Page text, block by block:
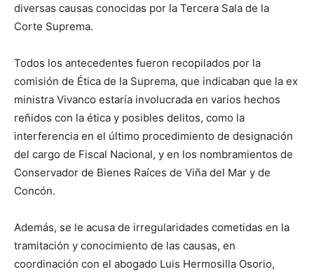
diversas causas conocidas por la Tercera Sala de la
Corte Suprema.
Todos los antecedentes fueron recopilados por la
comisión de Ética de la Suprema, que indicaban que la ex
ministra Vivanco estaría involucrada en varios hechos
reñidos con la ética y posibles delitos, como la
interferencia en el último procedimiento de designación
del cargo de Fiscal Nacional, y en los nombramientos de
Conservador de Bienes Raíces de Viña del Mar y de
Concón.
Además, se le acusa de irregularidades cometidas en la
tramitación y conocimiento de las causas, en
coordinación con el abogado Luis Hermosilla Osorio,